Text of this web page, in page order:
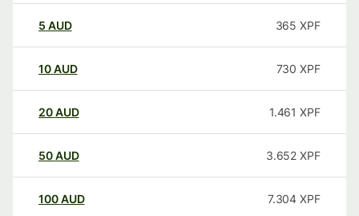
5 AUD 365 XPF
10AUD 730 XPF
20AUD 1.461 XPF
50AUD 3.652 XPF
100AUD 7.304 XPF